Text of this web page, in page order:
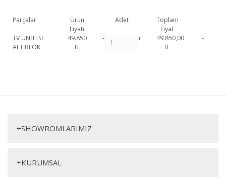
Parçalar
Ürün
Fiyatı
Adet
Toplam
Fiyat
TV ÜNİTESİ
ALT BLOK
49.850
TL
- +
49.850,00
TL
-
729 Şömineli Tv Ünitesi Black
+SHOWROMLARIMIZ
+KURUMSAL